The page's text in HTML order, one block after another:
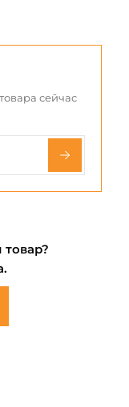
сейчас